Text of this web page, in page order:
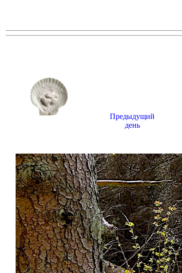
Предыдущий
день